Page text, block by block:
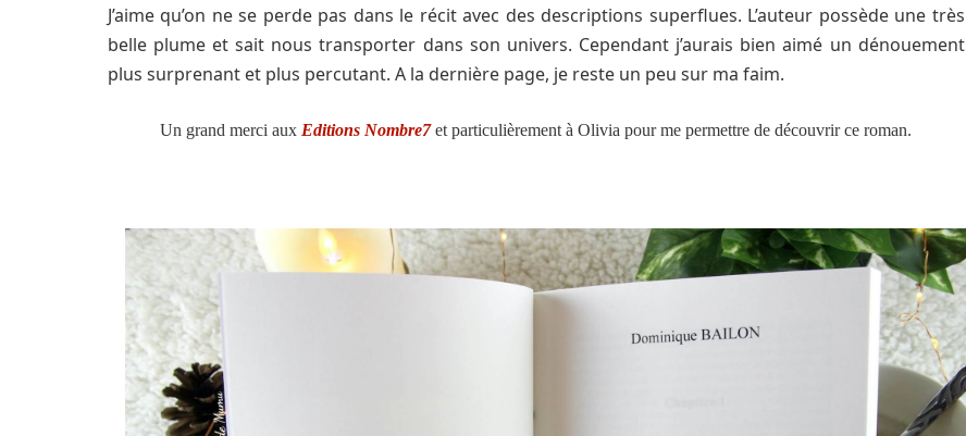
J’aime qu’on ne se perde pas dans le récit avec des descriptions superflues. L’auteur possède une très
belle plume et sait nous transporter dans son univers. Cependant j’aurais bien aimé un dénouement
plus surprenant et plus percutant. A la dernière page, je reste un peu sur ma faim.
Un grand merci auxEditions Nombre7et particulièrement à Olivia pour me permettre de découvrir ce roman.